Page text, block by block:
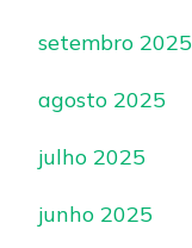
setembro 2025
agosto 2025
julho 2025
junho 2025